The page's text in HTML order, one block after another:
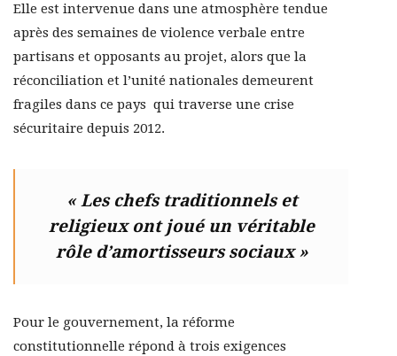
Elle est intervenue dans une atmosphère tendue
après des semaines de violence verbale entre
partisans et opposants au projet, alors que la
réconciliation et l’unité nationales demeurent
fragiles dans ce pays qui traverse une crise
sécuritaire depuis 2012.
« Les chefs traditionnels et
religieux ont joué un véritable
rôle d’amortisseurs sociaux »
Pour le gouvernement, la réforme
constitutionnelle répond à trois exigences